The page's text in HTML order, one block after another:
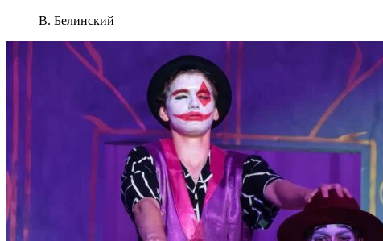
В. Белинский